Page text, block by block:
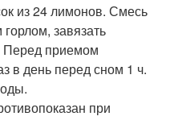
из 24 лимонов. Смесь
завязать
Перед приемом
в день перед сном 1 ч.
при